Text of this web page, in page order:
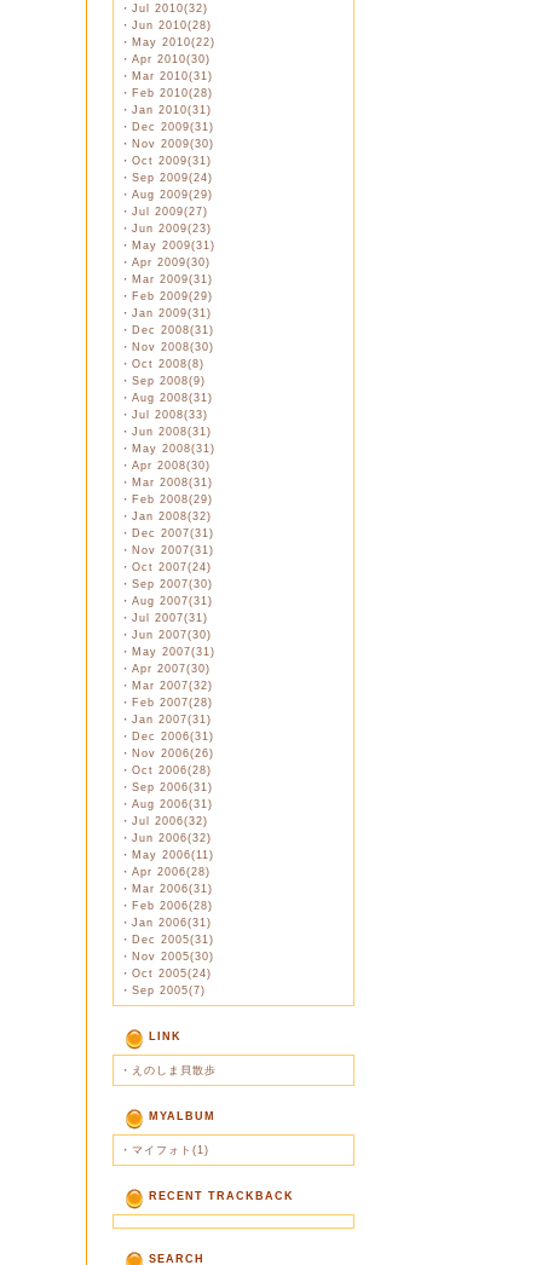
・ Jul 2010(32)
・ Jun 2010(28)
・ May 2010(22)
・ Apr 2010(30)
・ Mar 2010(31)
・ Feb 2010(28)
・ Jan 2010(31)
・ Dec 2009(31)
・ Nov 2009(30)
・ Oct 2009(31)
・ Sep 2009(24)
・ Aug 2009(29)
・ Jul 2009(27)
・ Jun 2009(23)
・ May 2009(31)
・ Apr 2009(30)
・ Mar 2009(31)
・ Feb 2009(29)
・ Jan 2009(31)
・ Dec 2008(31)
・ Nov 2008(30)
・ Oct 2008(8)
・ Sep 2008(9)
・ Aug 2008(31)
・ Jul 2008(33)
・ Jun 2008(31)
・ May 2008(31)
・ Apr 2008(30)
・ Mar 2008(31)
・ Feb 2008(29)
・ Jan 2008(32)
・ Dec 2007(31)
・ Nov 2007(31)
・ Oct 2007(24)
・ Sep 2007(30)
・ Aug 2007(31)
・ Jul 2007(31)
・ Jun 2007(30)
・ May 2007(31)
・ Apr 2007(30)
・ Mar 2007(32)
・ Feb 2007(28)
・ Jan 2007(31)
・ Dec 2006(31)
・ Nov 2006(26)
・ Oct 2006(28)
・ Sep 2006(31)
・ Aug 2006(31)
・ Jul 2006(32)
・ Jun 2006(32)
・ May 2006(11)
・ Apr 2006(28)
・ Mar 2006(31)
・ Feb 2006(28)
・ Jan 2006(31)
・ Dec 2005(31)
・ Nov 2005(30)
・ Oct 2005(24)
・ Sep 2005(7)
LINK
・ えのしま貝散歩
MYALBUM
・ マイフォト(1)
RECENT TRACKBACK
SEARCH